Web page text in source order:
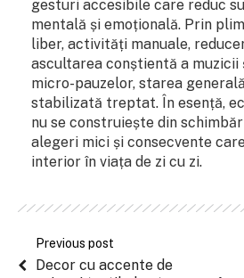
gesturi accesibile care reduc
mentală și emoțională. Prin
liber, activități manuale,
ascultarea conștientă a muzicii
micro-pauzelor, starea
stabilizată treptat. În esență,
nu se construiește din
alegeri mici și consecvente
interior în viața de zi cu zi.
Previous post
Decor cu accente de